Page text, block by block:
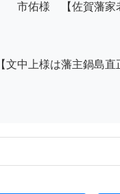
市佑様　【佐賀藩家
【文中上様は藩主鍋島直